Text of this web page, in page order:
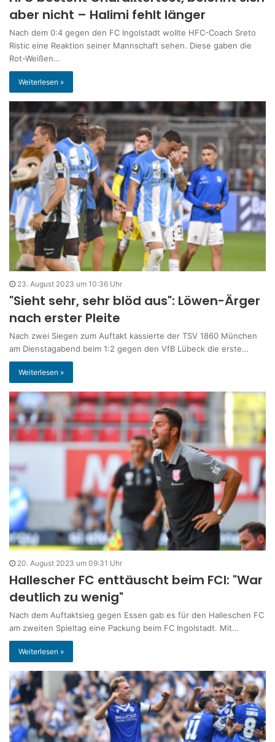
aber nicht – Halimi fehlt länger
Nach dem 0:4 gegen den FC Ingolstadt wollte HFC-Coach Sreto
Ristic eine Reaktion seiner Mannschaft sehen. Diese gaben die
Rot-Weißen…
Weiterlesen »
23. August 2023 um 10:36 Uhr
"Sieht sehr, sehr blöd aus": Löwen-Ärger
nach erster Pleite
Nach zwei Siegen zum Auftakt kassierte der TSV 1860 München
am Dienstagabend beim 1:2 gegen den VfB Lübeck die erste…
Weiterlesen »
20. August 2023 um 09:31 Uhr
Hallescher FC enttäuscht beim FCI: "War
deutlich zu wenig"
Nach dem Auftaktsieg gegen Essen gab es für den Halleschen FC
am zweiten Spieltag eine Packung beim FC Ingolstadt. Mit…
Weiterlesen »